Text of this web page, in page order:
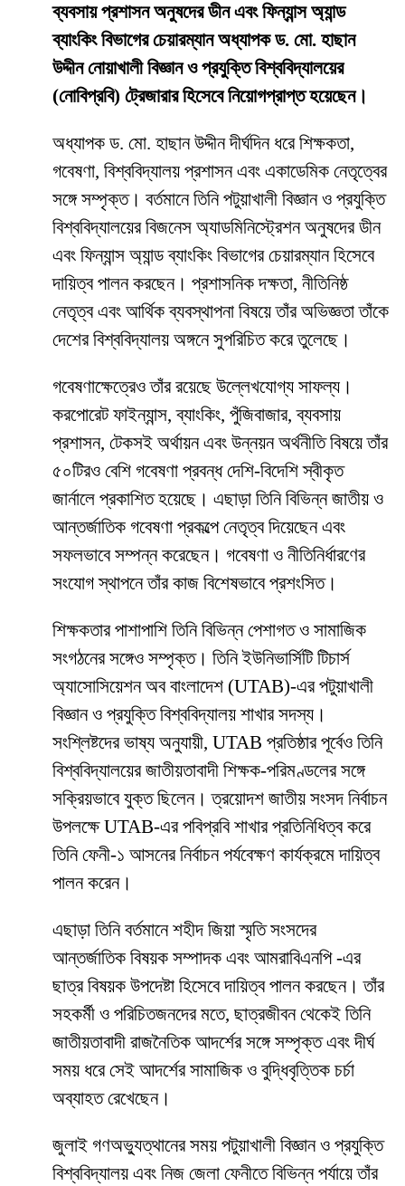
ব্যবসায় প্রশাসন অনুষদের ডীন এবং ফিন্যান্স অ্যান্ড
ব্যাংকিং বিভাগের চেয়ারম্যান অধ্যাপক ড. মো. হাছান
উদ্দীন নোয়াখালী বিজ্ঞান ও প্রযুক্তি বিশ্ববিদ্যালয়ের
(নোবিপ্রবি) ট্রেজারার হিসেবে নিয়োগপ্রাপ্ত হয়েছেন।
অধ্যাপক ড. মো. হাছান উদ্দীন দীর্ঘদিন ধরে শিক্ষকতা,
গবেষণা, বিশ্ববিদ্যালয় প্রশাসন এবং একাডেমিক নেতৃত্বের
সঙ্গে সম্পৃক্ত। বর্তমানে তিনি পটুয়াখালী বিজ্ঞান ও প্রযুক্তি
বিশ্ববিদ্যালয়ের বিজনেস অ্যাডমিনিস্ট্রেশন অনুষদের ডীন
এবং ফিন্যান্স অ্যান্ড ব্যাংকিং বিভাগের চেয়ারম্যান হিসেবে
দায়িত্ব পালন করছেন। প্রশাসনিক দক্ষতা, নীতিনিষ্ঠ
নেতৃত্ব এবং আর্থিক ব্যবস্থাপনা বিষয়ে তাঁর অভিজ্ঞতা তাঁকে
দেশের বিশ্ববিদ্যালয় অঙ্গনে সুপরিচিত করে তুলেছে।
গবেষণাক্ষেত্রেও তাঁর রয়েছে উল্লেখযোগ্য সাফল্য।
করপোরেট ফাইন্যান্স, ব্যাংকিং, পুঁজিবাজার, ব্যবসায়
প্রশাসন, টেকসই অর্থায়ন এবং উন্নয়ন অর্থনীতি বিষয়ে তাঁর
৫০টিরও বেশি গবেষণা প্রবন্ধ দেশি-বিদেশি স্বীকৃত
জার্নালে প্রকাশিত হয়েছে। এছাড়া তিনি বিভিন্ন জাতীয় ও
আন্তর্জাতিক গবেষণা প্রকল্পে নেতৃত্ব দিয়েছেন এবং
সফলভাবে সম্পন্ন করেছেন। গবেষণা ও নীতিনির্ধারণের
সংযোগ স্থাপনে তাঁর কাজ বিশেষভাবে প্রশংসিত।
শিক্ষকতার পাশাপাশি তিনি বিভিন্ন পেশাগত ও সামাজিক
সংগঠনের সঙ্গেও সম্পৃক্ত। তিনি ইউনিভার্সিটি টিচার্স
অ্যাসোসিয়েশন অব বাংলাদেশ (UTAB)-এর পটুয়াখালী
বিজ্ঞান ও প্রযুক্তি বিশ্ববিদ্যালয় শাখার সদস্য।
সংশ্লিষ্টদের ভাষ্য অনুযায়ী, UTAB প্রতিষ্ঠার পূর্বেও তিনি
বিশ্ববিদ্যালয়ের জাতীয়তাবাদী শিক্ষক-পরিমণ্ডলের সঙ্গে
সক্রিয়ভাবে যুক্ত ছিলেন। ত্রয়োদশ জাতীয় সংসদ নির্বাচন
উপলক্ষে UTAB-এর পবিপ্রবি শাখার প্রতিনিধিত্ব করে
তিনি ফেনী-১ আসনের নির্বাচন পর্যবেক্ষণ কার্যক্রমে দায়িত্ব
পালন করেন।
এছাড়া তিনি বর্তমানে শহীদ জিয়া স্মৃতি সংসদের
আন্তর্জাতিক বিষয়ক সম্পাদক এবং আমরাবিএনপি -এর
ছাত্র বিষয়ক উপদেষ্টা হিসেবে দায়িত্ব পালন করছেন। তাঁর
সহকর্মী ও পরিচিতজনদের মতে, ছাত্রজীবন থেকেই তিনি
জাতীয়তাবাদী রাজনৈতিক আদর্শের সঙ্গে সম্পৃক্ত এবং দীর্ঘ
সময় ধরে সেই আদর্শের সামাজিক ও বুদ্ধিবৃত্তিক চর্চা
অব্যাহত রেখেছেন।
জুলাই গণঅভ্যুত্থানের সময় পটুয়াখালী বিজ্ঞান ও প্রযুক্তি
বিশ্ববিদ্যালয় এবং নিজ জেলা ফেনীতে বিভিন্ন পর্যায়ে তাঁর